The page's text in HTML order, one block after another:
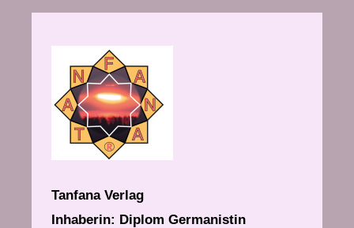
Tanfana Verlag
Inhaberin: Diplom Germanistin